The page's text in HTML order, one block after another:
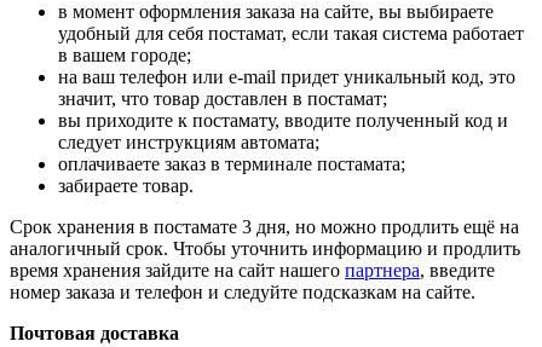
в момент оформления заказа на сайте, вы выбираете
удобный для себя постамат, если такая система работает
в вашем городе;
на ваш телефон или e-mail придет уникальный код, это
значит, что товар доставлен в постамат;
вы приходите к постамату, вводите полученный код и
следует инструкциям автомата;
оплачиваете заказ в терминале постамата;
забираете товар.
Срок хранения в постамате 3 дня, но можно продлить ещё на
аналогичный срок. Чтобы уточнить информацию и продлить
время хранения зайдите на сайт нашего партнера, введите
номер заказа и телефон и следуйте подсказкам на сайте.
Почтовая доставка